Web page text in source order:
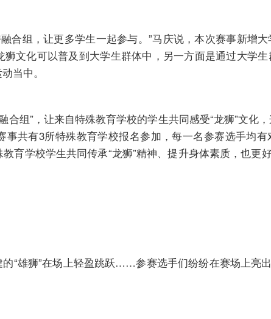
合组，让更多学生一起参与。”马庆说，本次赛事新增
文化可以普及到大学生群体中，另一方面是通过大学
当中。
组”，让来自特殊教育学校的学生共同感受“龙狮”文化
共有3所特殊教育学校报名参加，每一名参赛选手均
育学校学生共同传承“龙狮”精神、提升身体素质，也更
“雄狮”在场上轻盈跳跃……参赛选手们纷纷在赛场上亮